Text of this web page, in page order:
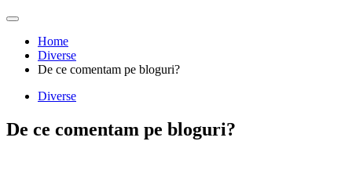
Home
Diverse
De ce comentam pe bloguri?
Diverse
De ce comentam pe bloguri?